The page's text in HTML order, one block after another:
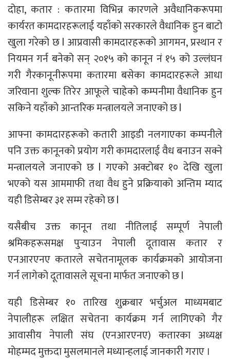
दोहा, कतार : कतारमा विभिन्न कारणले अवैधानिकरूपमा
कार्यरत कामदारहरूलाई यहाँको सरकारले वैधानिक हुन बाटो
खुला गरेको छ l आप्रवासी कामदारहरूको आगमन, प्रस्थान र
नियमन गर्न बनेको सन् २०१५ को कानून नं १५ को उल्लंघन
गरी गैरकानूनीरूपमा कतारमा बसेका कामदारहरूले आधा
जरिवाना शुल्क तिरेर आफूले चाहेको कम्पनीमा वैधानिक हुन
सकिने यहाँको आन्तरिक मन्त्रालयले जनाएको छ l
आफ्ना कामदारहरूको कतारी आइडी नलगाएका कम्पनीले
पनि उक्त कानूनको प्रयोग गरी कामदारलाई वैध बनाउन सक्ने
मन्त्रालयले जनाएको छ l गएको अक्टोबर १० देखि खुला
भएको यस आममाफी तथा वैध हुने प्रक्रियाको अन्तिम म्याद
यही डिसेम्बर ३१ सम्म रहेको छ l
यसैबीच उक्त कानून तथा नीतिलाई सम्पूर्ण नेपाली
श्रमिकहरूसमक्ष पुर्‍याउन नेपाली दूतावास कतार र
एनआरएनए कतारले सचेतनामूलक कार्यक्रमको आयोजना
गर्न लागेको दूतावासले सूचना मार्फत जनाएको छ l
यही डिसेम्बर १० तारिख शुक्रबार भर्चुअल माध्यमबाट
नेपालीहरू लक्षित सचेतना कार्यक्रम गर्न लागिएको गैर
आवासीय नेपाली संघ (एनआरएनए) कतारका अध्यक्ष
मोहम्मद मुक्तदा मुसलमानले मध्यान्हलाई जानकारी गराए ।